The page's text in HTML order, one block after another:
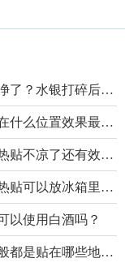
后喷酒精有效果吗？
么位置效果最好？
凉了还有效果吗？
冰箱里面保存吗？
以使用白酒吗？
是贴在哪些地方？